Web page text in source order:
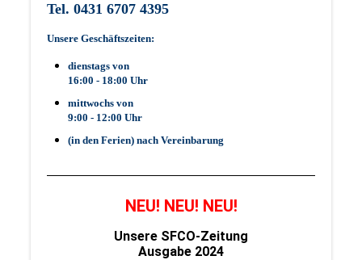
Tel. 0431 6707 4395
Unsere Geschäftszeiten:
dienstags von
16:00 - 18:00 Uhr
mittwochs von
9:00 - 12:00 Uhr
(in den Ferien) nach Vereinbarung
NEU! NEU! NEU!
Unsere SFCO-Zeitung
Ausgabe 2024